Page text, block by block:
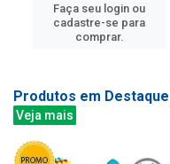
Faça seu login ou
cadastre-se para
comprar.
Produtos em Destaque
Veja mais